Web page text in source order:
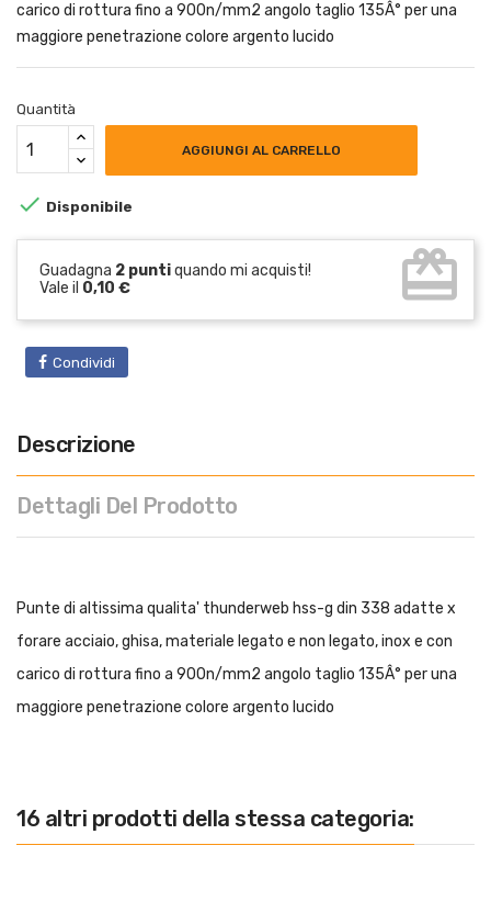
carico di rottura fino a 900n/mm2 angolo taglio 135Â° per una
maggiore penetrazione colore argento lucido
Quantità
AGGIUNGI AL CARRELLO
 Disponibile
Guadagna 2 puntiquando mi acquisti!
Vale il 0,10 € card_giftcard
Condividi
Descrizione
Dettagli Del Prodotto
Punte di altissima qualita' thunderweb hss-g din 338 adatte x
forare acciaio, ghisa, materiale legato e non legato, inox e con
carico di rottura fino a 900n/mm2 angolo taglio 135Â° per una
maggiore penetrazione colore argento lucido
16 altri prodotti della stessa categoria: